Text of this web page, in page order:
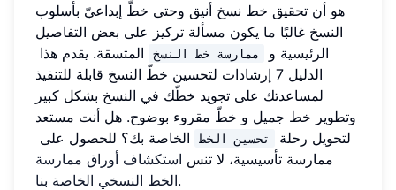
هو أن تحقيق خط نسخ أنيق وحتى خطّ إبداعيّ بأسلوب
النسخ غالبًا ما يكون مسألة تركيز على بعض التفاصيل
الرئيسية و
ممارسة خط النسخ
المتسقة. يقدم هذا
الدليل 7 إرشادات لتحسين خطّ النسخ قابلة للتنفيذ
لمساعدتك على تجويد خطّك في النسخ بشكل كبير
وتطوير خط جميل و خطّ مقروء بوضوح. هل أنت مستعد
لتحويل رحلة
تحسين الخط
الخاصة بك؟ للحصول على
ممارسة تأسيسية، لا تنس استكشاف أوراق ممارسة
الخط النسخي الخاصة بنا.